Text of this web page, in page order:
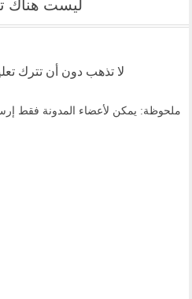
ليست هناك
لا تذهب دون أن تترك
ملحوظة: يمكن لأعضاء المدونة فقط